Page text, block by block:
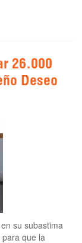
26.000
Deseo
su subastima
que la